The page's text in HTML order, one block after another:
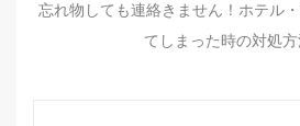
忘れ物しても連絡きません！ホテル
てしまった時の対処方